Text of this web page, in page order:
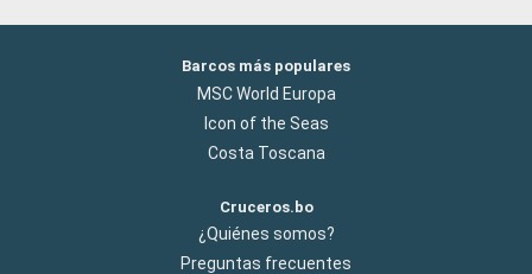
Barcos más populares
MSC World Europa
Icon of the Seas
Costa Toscana
Cruceros.bo
¿Quiénes somos?
Preguntas frecuentes